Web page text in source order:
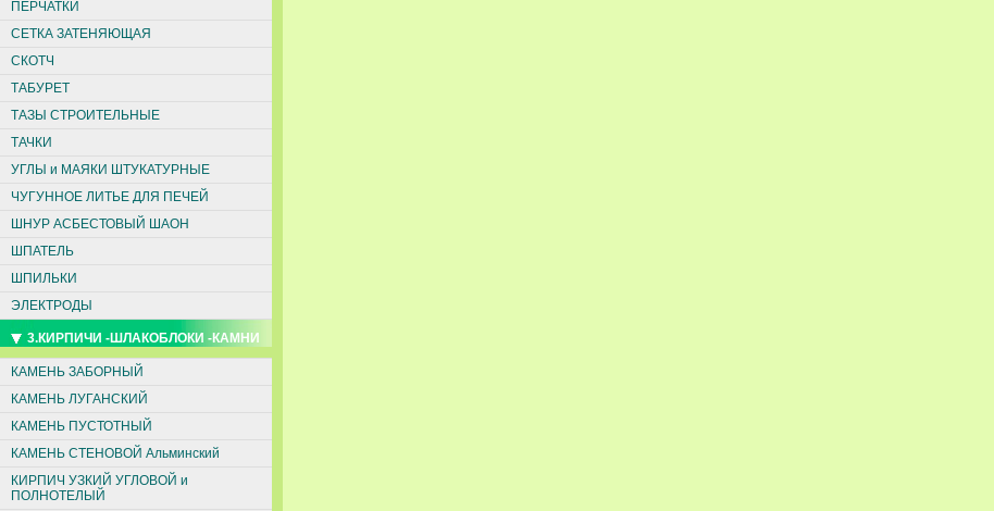
ПЕРЧАТКИ
СЕТКА ЗАТЕНЯЮЩАЯ
СКОТЧ
ТАБУРЕТ
ТАЗЫ СТРОИТЕЛЬНЫЕ
ТАЧКИ
УГЛЫ и МАЯКИ ШТУКАТУРНЫЕ
ЧУГУННОЕ ЛИТЬЕ ДЛЯ ПЕЧЕЙ
ШНУР АСБЕСТОВЫЙ ШАОН
ШПАТЕЛЬ
ШПИЛЬКИ
ЭЛЕКТРОДЫ
3.КИРПИЧИ -ШЛАКОБЛОКИ -КАМНИ
КАМЕНЬ ЗАБОРНЫЙ
КАМЕНЬ ЛУГАНСКИЙ
КАМЕНЬ ПУСТОТНЫЙ
КАМЕНЬ СТЕНОВОЙ Альминский
КИРПИЧ УЗКИЙ УГЛОВОЙ и
ПОЛНОТЕЛЫЙ